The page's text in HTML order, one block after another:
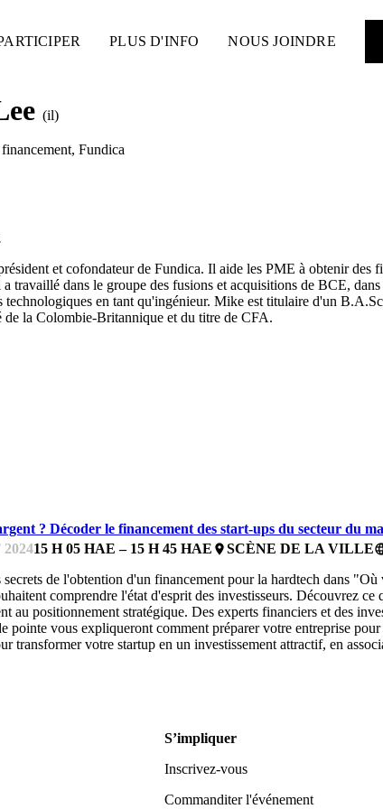
PLUS D'INFO NOUS JOINDRE
(il)
, Fundica
et cofondateur de Fundica. Il aide les PME à obtenir des
travaillé dans le groupe des fusions et acquisitions de BCE,
technologiques en tant qu'ingénieur. Mike est titulaire d'un
de la Colombie-Britannique et du titre de CFA.
? Décoder le financement des start-ups du secteur du
15 H 05 HAE – 15 H 45 HAE placeSCÈNE DE LA VILLE
secrets de l'obtention d'un financement pour la hardtech dans
comprendre l'état d'esprit des investisseurs. Découvrez ce
au positionnement stratégique. Des experts financiers et des
pointe vous expliqueront comment préparer votre entreprise
transformer votre startup en un investissement attractif, en
S’impliquer
Inscrivez-vous
Commanditer l'événement